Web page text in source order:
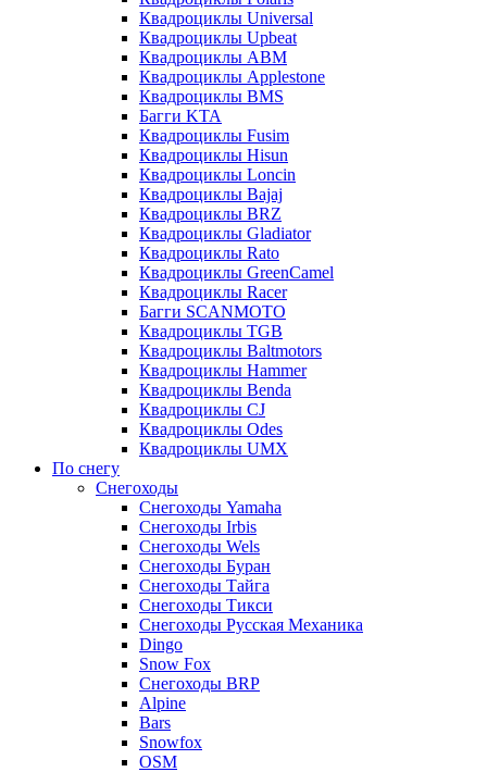
Квадроциклы Universal
Квадроциклы Upbeat
Квадроциклы ABM
Квадроциклы Applestone
Квадроциклы BMS
Багги KTA
Квадроциклы Fusim
Квадроциклы Hisun
Квадроциклы Loncin
Квадроциклы Bajaj
Квадроциклы BRZ
Квадроциклы Gladiator
Квадроциклы Rato
Квадроциклы GreenCamel
Квадроциклы Racer
Багги SCANMOTO
Квадроциклы TGB
Квадроциклы Baltmotors
Квадроциклы Hammer
Квадроциклы Benda
Квадроциклы CJ
Квадроциклы Odes
Квадроциклы UMX
По снегу
Снегоходы
Снегоходы Yamaha
Снегоходы Irbis
Снегоходы Wels
Снегоходы Буран
Снегоходы Тайга
Снегоходы Тикси
Снегоходы Русская Механика
Dingo
Snow Fox
Снегоходы BRP
Alpine
Bars
Snowfox
OSM